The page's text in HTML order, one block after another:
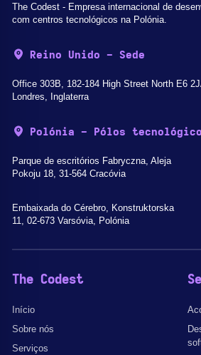
The Codest - Empresa internacional de
com centros tecnológicos na Polónia.
Reino Unido - Sede
Office 303B, 182-184 High Street North E6
Londres, Inglaterra
Polónia - Pólos
Parque de escritórios Fabryczna, Aleja
Pokoju 18, 31-564 Cracóvia
Embaixada do Cérebro, Konstruktorska
11, 02-673 Varsóvia, Polónia
The Codest
Início
Sobre nós
Serviços